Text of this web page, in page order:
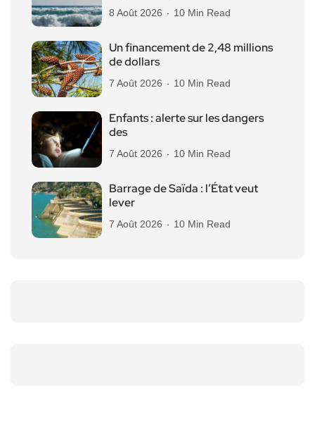
8 Août 2026 10 Min Read
Un financement de 2,48 millions
de dollars
7 Août 2026 10 Min Read
Enfants : alerte sur les dangers
des
7 Août 2026 10 Min Read
Barrage de Saïda : l’État veut
lever
7 Août 2026 10 Min Read